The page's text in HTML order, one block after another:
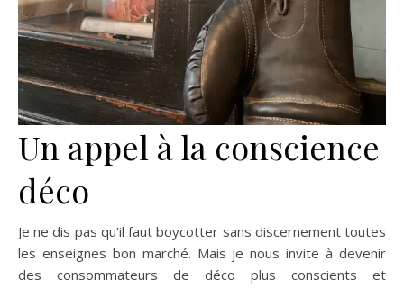
Un appel à la conscience
déco
Je ne dis pas qu’il faut boycotter sans discernement toutes
les enseignes bon marché. Mais je nous invite à devenir
des consommateurs de déco plus conscients et